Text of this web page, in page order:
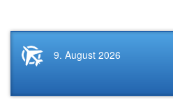
Startseite
News.Tourismus.com
9. August 2026